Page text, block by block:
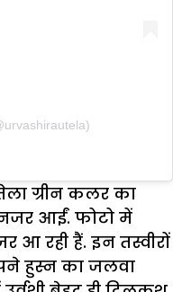
ग्रीन कलर का
आईं. फोटो में
आ रही हैं. इन तस्वीरों
हुस्न का जलवा